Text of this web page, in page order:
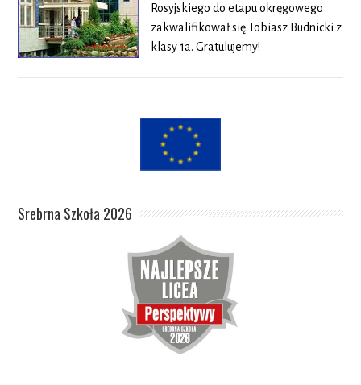
Rosyjskiego do etapu okręgowego
zakwalifikował się Tobiasz Budnicki z
klasy 1a. Gratulujemy!
Srebrna Szkoła 2026